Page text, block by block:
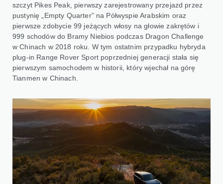
szczyt Pikes Peak, pierwszy zarejestrowany przejazd przez
pustynię „Empty Quarter” na Półwyspie Arabskim oraz
pierwsze zdobycie 99 jeżących włosy na głowie zakrętów i
999 schodów do Bramy Niebios podczas Dragon Challenge
w Chinach w 2018 roku. W tym ostatnim przypadku hybryda
plug-in Range Rover Sport poprzedniej generacji stała się
pierwszym samochodem w historii, który wjechał na górę
Tianmen w Chinach.